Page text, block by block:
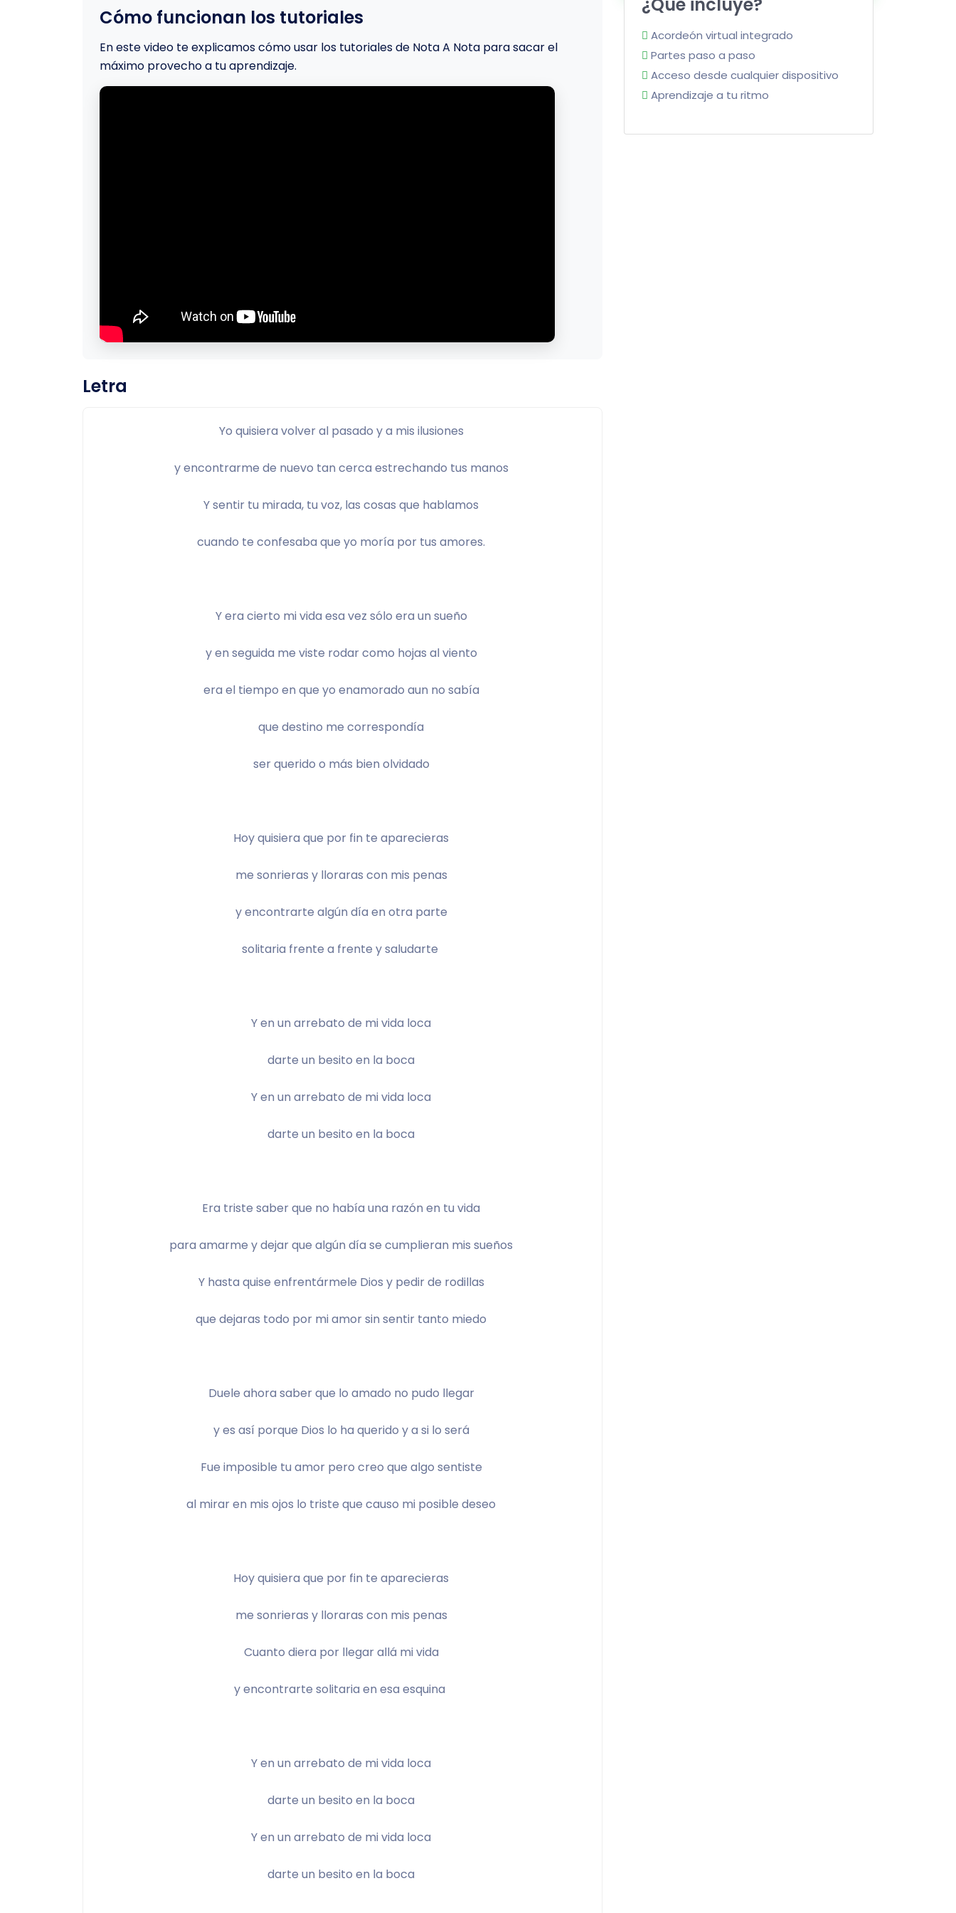
Cómo funcionan los tutoriales
En este video te explicamos cómo usar los tutoriales de Nota A Nota para sacar el
máximo provecho a tu aprendizaje.
Letra
Yo quisiera volver al pasado y a mis ilusiones
y encontrarme de nuevo tan cerca estrechando tus manos
Y sentir tu mirada, tu voz, las cosas que hablamos
cuando te confesaba que yo moría por tus amores.
Y era cierto mi vida esa vez sólo era un sueño
y en seguida me viste rodar como hojas al viento
era el tiempo en que yo enamorado aun no sabía
que destino me correspondía
ser querido o más bien olvidado
Hoy quisiera que por fin te aparecieras
me sonrieras y lloraras con mis penas
y encontrarte algún día en otra parte
solitaria frente a frente y saludarte
Y en un arrebato de mi vida loca
darte un besito en la boca
Y en un arrebato de mi vida loca
darte un besito en la boca
Era triste saber que no había una razón en tu vida
para amarme y dejar que algún día se cumplieran mis sueños
Y hasta quise enfrentármele Dios y pedir de rodillas
que dejaras todo por mi amor sin sentir tanto miedo
Duele ahora saber que lo amado no pudo llegar
y es así porque Dios lo ha querido y a si lo será
Fue imposible tu amor pero creo que algo sentiste
al mirar en mis ojos lo triste que causo mi posible deseo
Hoy quisiera que por fin te aparecieras
me sonrieras y lloraras con mis penas
Cuanto diera por llegar allá mi vida
y encontrarte solitaria en esa esquina
Y en un arrebato de mi vida loca
darte un besito en la boca
Y en un arrebato de mi vida loca
darte un besito en la boca
¿Qué incluye?
Acordeón virtual integrado
Partes paso a paso
Acceso desde cualquier dispositivo
Aprendizaje a tu ritmo